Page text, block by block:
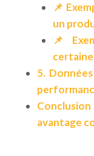
📌
un
📌
5.
avantage